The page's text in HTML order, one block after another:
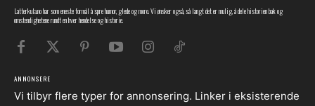
Latterkula.no har som eneste formål å spre humor, glede og moro. Vi ønsker også, så langt det er mulig, å dele historien bak og
omstendighetene rundt en hver hendelse og historie.
ANNONSERE
Vi tilbyr flere typer for annonsering. Linker i eksisterende